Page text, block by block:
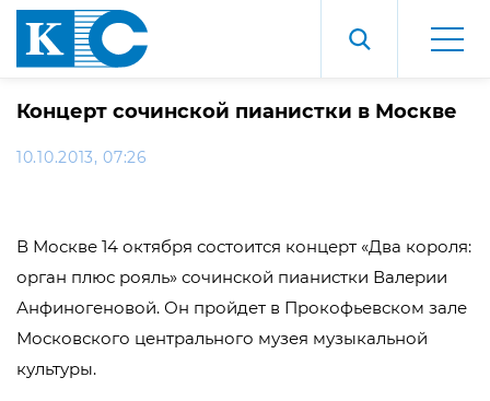
Концерт сочинской пианистки в Москве
10.10.2013, 07:26
В Москве 14 октября состоится концерт «Два короля:
орган плюс рояль» сочинской пианистки Валерии
Анфиногеновой. Он пройдет в Прокофьевском зале
Московского центрального музея музыкальной
культуры.